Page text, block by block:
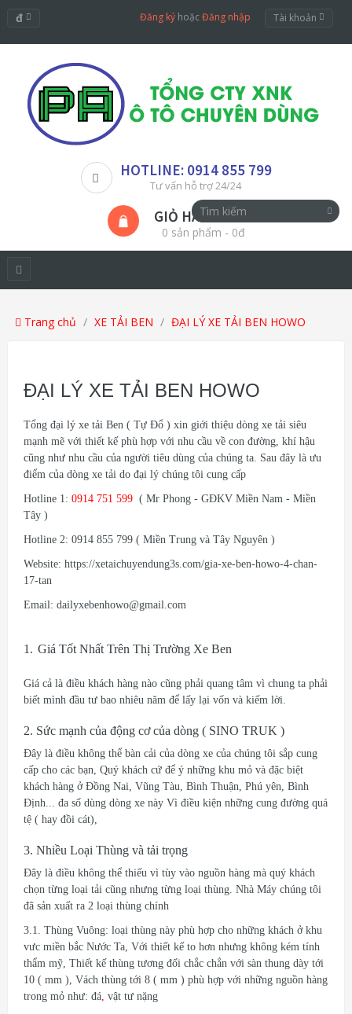
đ Đăng ký hoặcĐăng nhập Tài khoản
HOTLINE: 0914 855 799
Tư vấn hỗ trợ 24/24
GIỎ HÀNG
0 sản phẩm - 0đ
Trang chủ XE TẢI BEN ĐẠI LÝ XE TẢI BEN HOWO
ĐẠI LÝ XE TẢI BEN HOWO
Tổng đại lý xe tải Ben ( Tự Đổ ) xin giới thiệu dòng xe tải siêu
mạnh mẽ với thiết kế phù hợp với nhu cầu về con đường, khí hậu
cũng như nhu cầu của người tiêu dùng của chúng ta. Sau đây là ưu
điểm của dòng xe tải do đại lý chúng tôi cung cấp
Hotline 1: 0914 751 599 ( Mr Phong - GĐKV Miền Nam - Miền
Tây )
Hotline 2: 0914 855 799 ( Miền Trung và Tây Nguyên )
Website: https://xetaichuyendung3s.com/gia-xe-ben-howo-4-chan-
17-tan
Email: dailyxebenhowo@gmail.com
1. Giá Tốt Nhất Trên Thị Trường Xe Ben
Giá cả là điều khách hàng nào cũng phải quang tâm vì chung ta phải
biết mình đầu tư bao nhiêu năm để lấy lại vốn và kiếm lời.
2. Sức mạnh của động cơ của dòng ( SINO TRUK )
Đây là điều không thể bàn cải của dòng xe của chúng tôi sắp cung
cấp cho các bạn, Quý khách cứ để ý những khu mỏ và đặc biệt
khách hàng ở Đồng Nai, Vũng Tàu, Bình Thuận, Phú yên, Bình
Định... đa số dùng dòng xe này Vì điều kiện những cung đường quá
tệ ( hay đồi cát),
3. Nhiều Loại Thùng và tải trọng
Đây là điều không thể thiếu vì tùy vào nguồn hàng mà quý khách
chọn từng loại tải cũng nhưng từng loại thùng. Nhà Máy chúng tôi
đã sản xuất ra 2 loại thùng chính
3.1. Thùng Vuông: loại thùng này phù hợp cho những khách ở khu
vưc miền bắc Nước Ta, Với thiết kế to hơn nhưng không kém tính
thẩm mỹ, Thiết kế thùng tương đối chắc chắn với sàn thung dày tới
10 ( mm ), Vách thùng tới 8 ( mm ) phù hợp với những nguồn hàng
trong mỏ như: đá, vật tư nặng